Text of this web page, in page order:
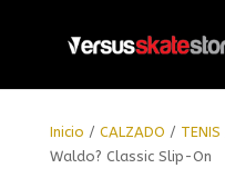
Inicio / CALZADO / TENIS
Waldo? Classic Slip-On